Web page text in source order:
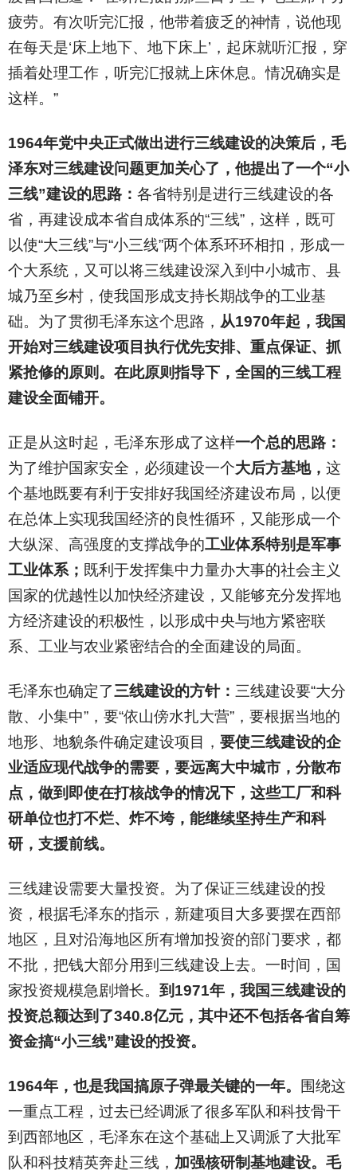
疲劳。有次听完汇报，他带着疲乏的神情，说他现
在每天是‘床上地下、地下床上’，起床就听汇报，穿
插着处理工作，听完汇报就上床休息。情况确实是
这样。”
1964年党中央正式做出进行三线建设的决策后，毛
泽东对三线建设问题更加关心了，他提出了一个“小
三线”建设的思路： 各省特别是进行三线建设的各
省，再建设成本省自成体系的“三线”，这样，既可
以使“大三线”与“小三线”两个体系环环相扣，形成一
个大系统，又可以将三线建设深入到中小城市、县
城乃至乡村，使我国形成支持长期战争的工业基
础。为了贯彻毛泽东这个思路， 从1970年起，我国
开始对三线建设项目执行优先安排、重点保证、抓
紧抢修的原则。在此原则指导下，全国的三线工程
建设全面铺开。
正是从这时起，毛泽东形成了这样一个总的思路：
为了维护国家安全，必须建设一个大后方基地， 这
个基地既要有利于安排好我国经济建设布局，以便
在总体上实现我国经济的良性循环，又能形成一个
大纵深、高强度的支撑战争的工业体系特别是军事
工业体系； 既利于发挥集中力量办大事的社会主义
国家的优越性以加快经济建设，又能够充分发挥地
方经济建设的积极性，以形成中央与地方紧密联
系、工业与农业紧密结合的全面建设的局面。
毛泽东也确定了三线建设的方针： 三线建设要“大分
散、小集中”，要“依山傍水扎大营”，要根据当地的
地形、地貌条件确定建设项目， 要使三线建设的企
业适应现代战争的需要，要远离大中城市，分散布
点，做到即使在打核战争的情况下，这些工厂和科
研单位也打不烂、炸不垮，能继续坚持生产和科
研，支援前线。
三线建设需要大量投资。为了保证三线建设的投
资，根据毛泽东的指示，新建项目大多要摆在西部
地区，且对沿海地区所有增加投资的部门要求，都
不批，把钱大部分用到三线建设上去。一时间，国
家投资规模急剧增长。 到1971年，我国三线建设的
投资总额达到了340.8亿元，其中还不包括各省自筹
资金搞“小三线”建设的投资。
1964年，也是我国搞原子弹最关键的一年。
围绕这
一重点工程，过去已经调派了很多军队和科技骨干
到西部地区，毛泽东在这个基础上又调派了大批军
队和科技精英奔赴三线， 加强核研制基地建设。毛